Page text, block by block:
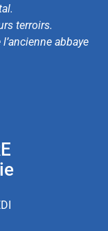
terroirs.
abbaye